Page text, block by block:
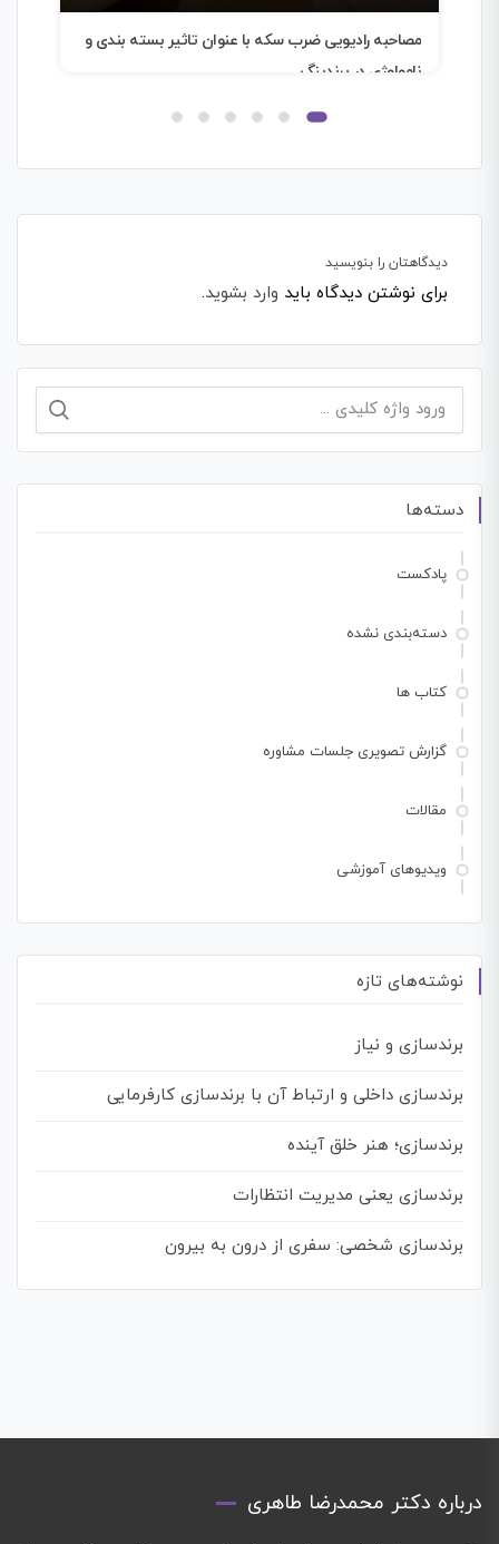
بندی و موانع موفقیت استارتاپ ها
دیدگاهتان را بنویسید
برای نوشتن دیدگاه باید وارد بشوید.
جستجو
برای:
دسته‌ها
پادکست
دسته‌بندی نشده
کتاب ها
گزارش تصویری جلسات مشاوره
مقالات
ویدیوهای آموزشی
نوشته‌های تازه
برندسازی و نیاز
برندسازی داخلی و ارتباط آن با برندسازی کارفرمایی
برندسازی؛ هنر خلق آینده
برندسازی یعنی مدیریت انتظارات
برندسازی شخصی: سفری از درون به بیرون
درباره دکتر محمدرضا طاهری